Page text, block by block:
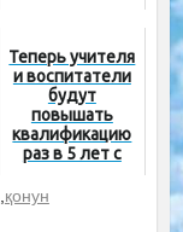
Теперь учителя
и воспитатели
будут
повышать
квалификацию
раз в 5 лет с
работы
қонун